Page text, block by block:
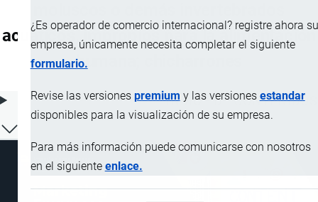
¿Es operador de comercio internacional? registre ahora su
empresa, únicamente necesita completar el siguiente
formulario.
Revise las versiones premium y las versiones estandar
disponibles para la visualización de su empresa.
Para más información puede comunicarse con nosotros
en el siguiente enlace.
acuáticos, impropios para la alimentación
humana; chicharrones
ÍNDICE DE CONTENIDOS